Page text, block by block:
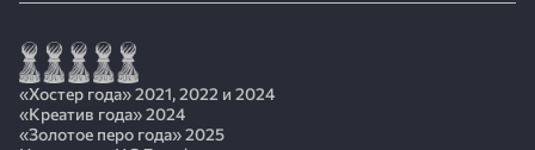
«Хостер года» 2021, 2022 и 2024
«Креатив года» 2024
«Золотое перо года» 2025